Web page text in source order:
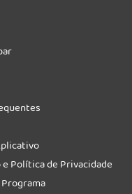
Política de Privacidade